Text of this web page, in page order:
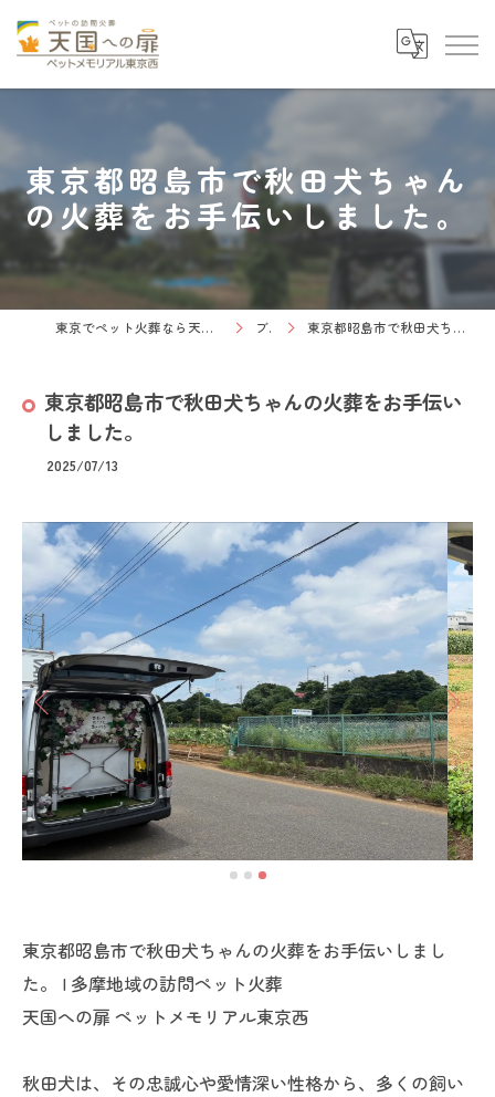
東京都昭島市で秋田犬ちゃん
の火葬をお手伝いしました。
東京でペット火葬なら天国への扉 ペットメモリアル東京西 ブログ 東京都昭島市で秋田犬ちゃんの火葬をお手伝いしました。
東京都昭島市で秋田犬ちゃんの火葬をお手伝い
しました。
2025/07/13
東京都昭島市で秋田犬ちゃんの火葬をお手伝いしまし
た。 | 多摩地域の訪問ペット火葬
天国への扉 ペットメモリアル東京西
秋田犬は、その忠誠心や愛情深い性格から、多くの飼い